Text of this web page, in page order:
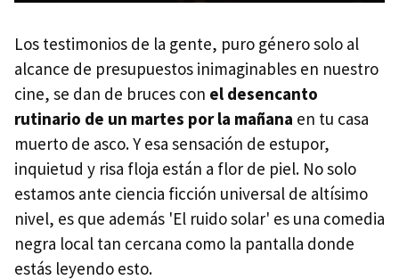
Los testimonios de la gente, puro género solo al
alcance de presupuestos inimaginables en nuestro
cine, se dan de bruces con el desencanto
rutinario de un martes por la mañana en tu casa
muerto de asco. Y esa sensación de estupor,
inquietud y risa floja están a flor de piel. No solo
estamos ante ciencia ficción universal de altísimo
nivel, es que además 'El ruido solar' es una comedia
negra local tan cercana como la pantalla donde
estás leyendo esto.